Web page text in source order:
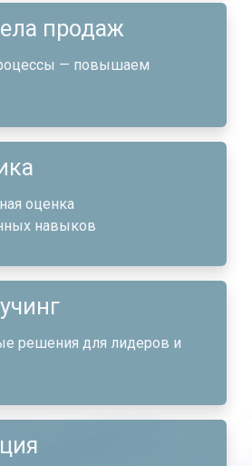
продаж
— повышаем
оценка
навыков
решения для лидеров и